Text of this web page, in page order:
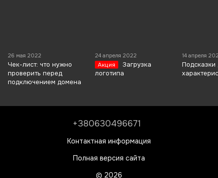
26 мая 2022
Чек-лист: что нужно
проверить перед
подключением домена
24 апреля 2022
Акция
Загрузка
логотипа
14 апреля
Подсказки
+380630496671
Контактная информация
Полная версия сайта
© 2026